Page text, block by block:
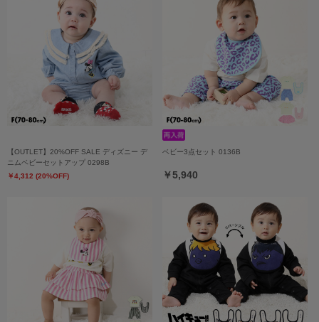
【OUTLET】20%OFF SALE ディズニー デ
ニムベビーセットアップ 0298B
￥4,312 (20%OFF)
ベビー3点セット 0136B
￥5,940